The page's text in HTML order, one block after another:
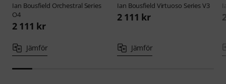
Ian Bousfield Orchestral Series
O4
2 111 kr
Jämför
Ian Bousfield Virtuoso Series V3
2 111 kr
Jämför